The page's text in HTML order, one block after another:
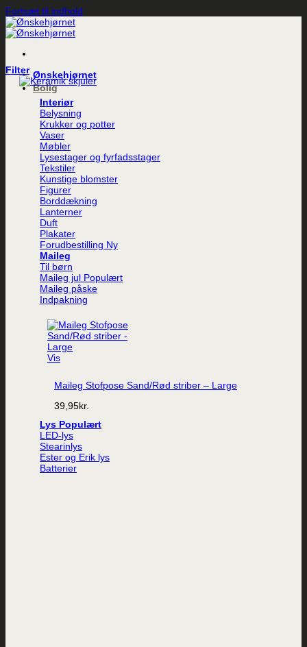
Fortsæt til indhold
Ønskehjørnet
Bolig
Interiør
Belysning
Krukker og potter
Vaser
Møbler
Lysestager og fyrfadsstager
Tekstiler
Kunstige blomster
Figurer
Borddækning
Lanterner
Duft
Plakater
Forudbestilling
Maileg
Til børn
Maileg jul
Maileg påske
Indpakning
Vis
Maileg Stofpose Sand/Rød striber – Large
39,95kr.
Lys
LED-lys
Stearinlys
Ester og Erik lys
Batterier
Filter